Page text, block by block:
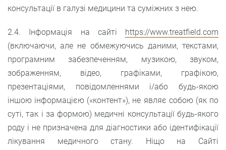
консультації в галузі медицини та суміжних з нею.
2.4. Інформація на сайті https://www.treatfield.com
(включаючи, але не обмежуючись даними, текстами,
програмним забезпеченням, музикою, звуком,
зображенням, відео, графіками, графікою,
презентаціями, повідомленнями і/або будь-якою
іншою інформацією («контент»), не являє собою (як по
суті, так і за формою) медичні консультації будь-якого
роду і не призначена для діагностики або ідентифікації
лікування медичного стану. Ніщо на Сайті